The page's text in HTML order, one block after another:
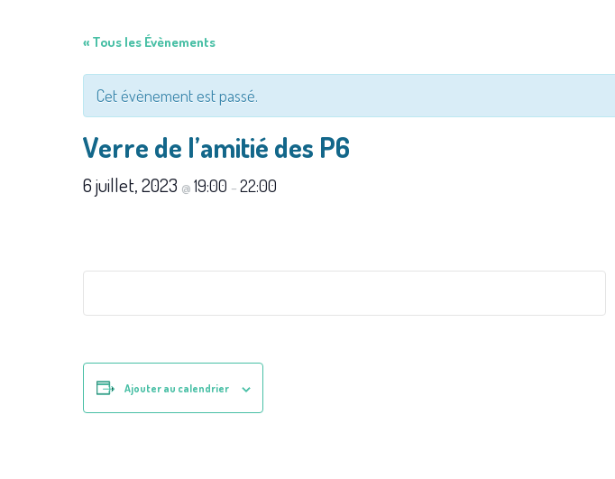
« Tous les Évènements
Cet évènement est passé.
Verre de l’amitié des P6
6 juillet, 2023 @ 19:00 – 22:00
Ajouter au calendrier